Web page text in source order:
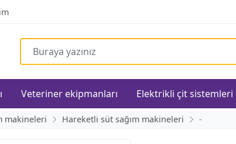
Veteriner ekipmanları Elektrikli çit sistemleri
makineleri Hareketli süt sağım makineleri -